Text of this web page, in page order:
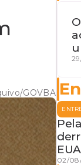
GOVBA
EUA
02/08/